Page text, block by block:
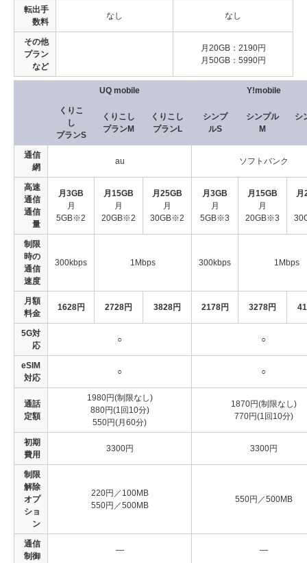
転出手
数料
なし なし
その他
プラン
など
月20GB：2190円
月50GB：5990円
UQ mobile Y!mobile
くりこ
し
プランS
くりこし
プランM
くりこし
プランL
シンプ
ルS
シンプル
M
シ
通信
網
au ソフトバンク
高速
通信
通信
量
月3GB
月
5GB※2
月15GB
月
20GB※2
月25GB
月
30GB※2
月3GB
月
5GB※3
月15GB
月
20GB※3
月
制限
時の
通信
速度
300kbps 1Mbps 300kbps 1Mbps
月額
料金
1628円 2728円 3828円 2178円 3278円
5G対
応
○ ○
eSIM
対応
○ ○
通話
定額
1980円(制限なし)
880円(1回10分)
550円(月60分)
1870円(制限なし)
770円(1回10分)
初期
費用
3300円 3300円
制限
解除
オプ
ショ
ン
220円／100MB
550円／500MB
550円／500MB
通信
制御
― ―